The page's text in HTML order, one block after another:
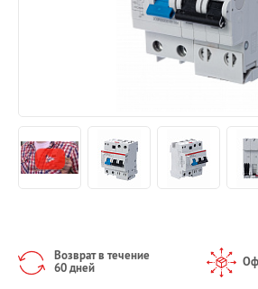
Возврат в течение
60 дней